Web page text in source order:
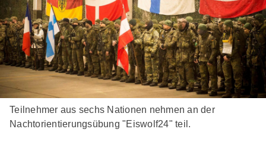
Teilnehmer aus sechs Nationen nehmen an der
Nachtorientierungsübung "Eiswolf24" teil.